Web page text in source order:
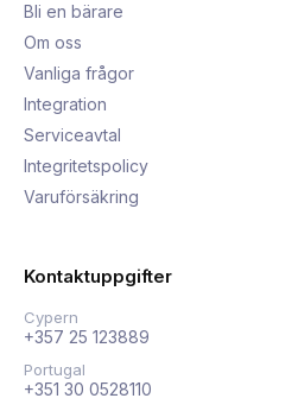
Bli en bärare
Om oss
Vanliga frågor
Integration
Serviceavtal
Integritetspolicy
Varuförsäkring
Kontaktuppgifter
Cypern
+357 25 123889
Portugal
+351 30 0528110